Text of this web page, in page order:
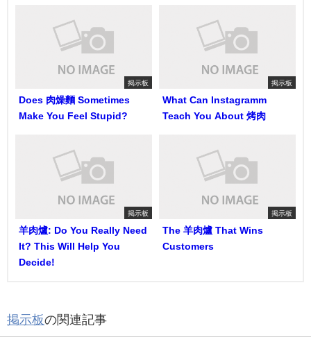
掲示板
Does 肉燥麵 Sometimes
Make You Feel Stupid?
掲示板
What Can Instagramm
Teach You About 烤肉
掲示板
羊肉爐: Do You Really Need
It? This Will Help You
Decide!
掲示板
The 羊肉爐 That Wins
Customers
掲示板の関連記事